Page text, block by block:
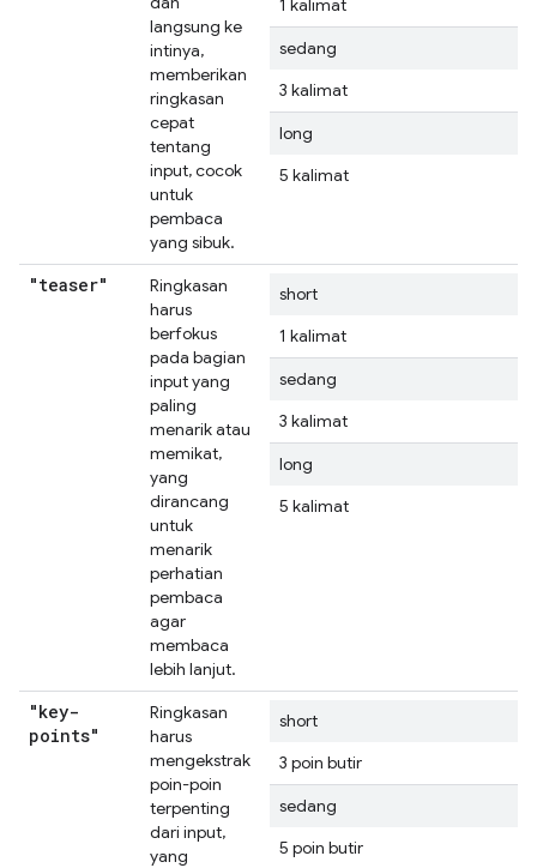
langsung ke
intinya,
memberikan
ringkasan
cepat
tentang
input, cocok
untuk
pembaca
yang sibuk.
1 kalimat
sedang
3 kalimat
long
5 kalimat
"teaser"
Ringkasan
harus
berfokus
pada bagian
input yang
paling
menarik atau
memikat,
yang
dirancang
untuk
menarik
perhatian
pembaca
agar
membaca
lebih lanjut.
short
1 kalimat
sedang
3 kalimat
long
5 kalimat
"key-
points"
Ringkasan
harus
mengekstrak
poin-poin
terpenting
dari input,
yang
short
3 poin butir
sedang
5 poin butir